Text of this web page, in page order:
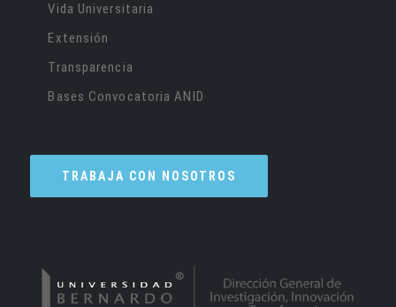
Vida Universitaria
Extensión
Transparencia
Bases Convocatoria ANID
TRABAJA CON NOSOTROS